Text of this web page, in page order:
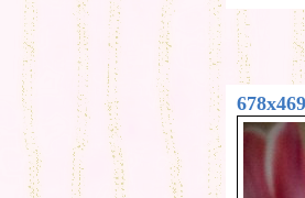
678x469